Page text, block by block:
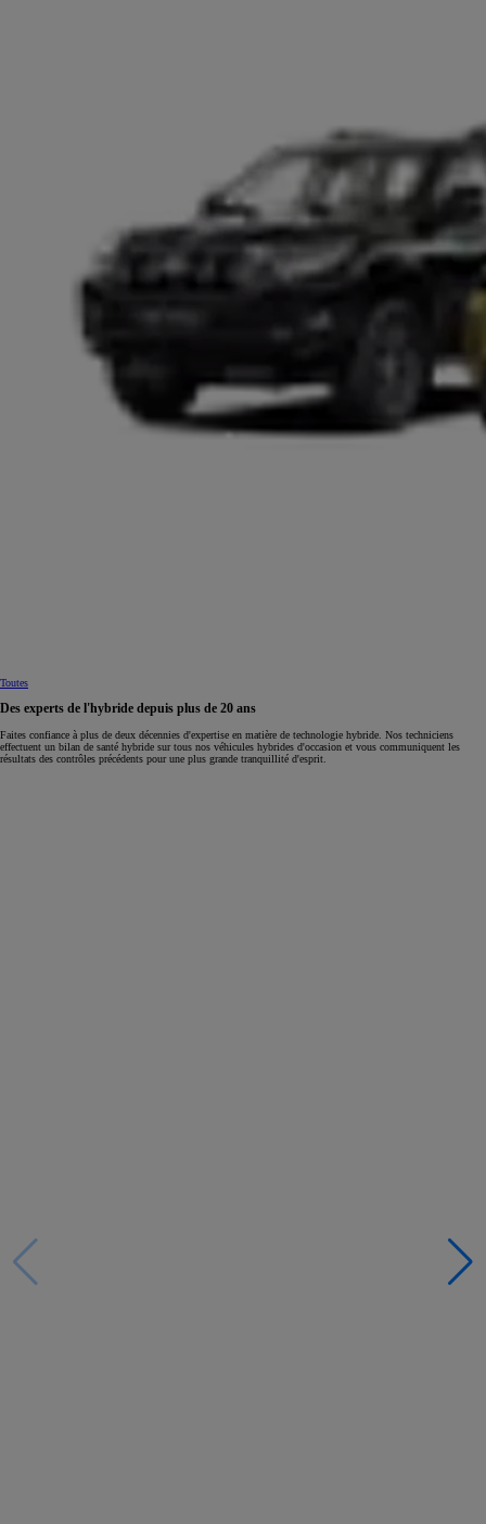
Toutes
Des experts de l'hybride depuis plus de 20 ans
Faites confiance à plus de deux décennies d'expertise en matière de technologie hybride. Nos techniciens
effectuent un bilan de santé hybride sur tous nos véhicules hybrides d'occasion et vous communiquent les
résultats des contrôles précédents pour une plus grande tranquillité d'esprit.